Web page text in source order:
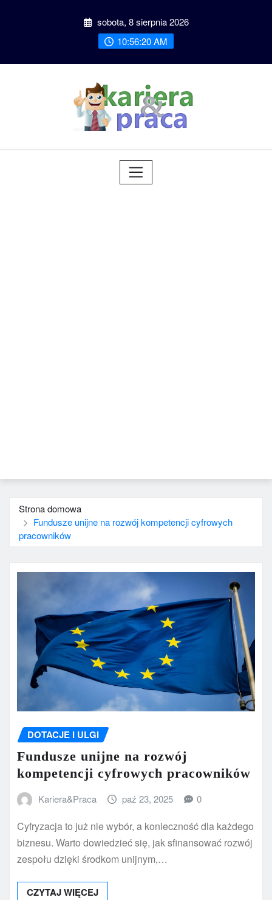
sobota, 8 sierpnia 2026
10:56:21 AM
Strona domowa
Fundusze unijne na rozwój kompetencji cyfrowych
pracowników
DOTACJE I ULGI
Fundusze unijne na rozwój
kompetencji cyfrowych pracowników
Kariera&Praca paź 23, 2025 0
Cyfryzacja to już nie wybór, a konieczność dla każdego
biznesu. Warto dowiedzieć się, jak sfinansować rozwój
zespołu dzięki środkom unijnym,…
CZYTAJ WIĘCEJ